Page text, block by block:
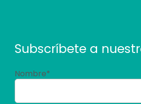
Subscríbete a
Nombre*